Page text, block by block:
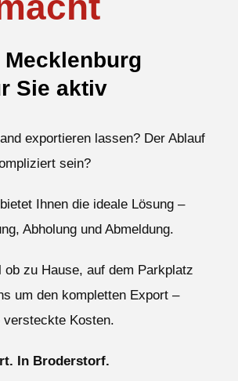
Sie aktiv
exportieren lassen? Der Ablauf
sein?
Ihnen die ideale Lösung –
Abholung und Abmeldung.
zu Hause, auf dem Parkplatz
um den kompletten Export –
Kosten.
In Broderstorf.